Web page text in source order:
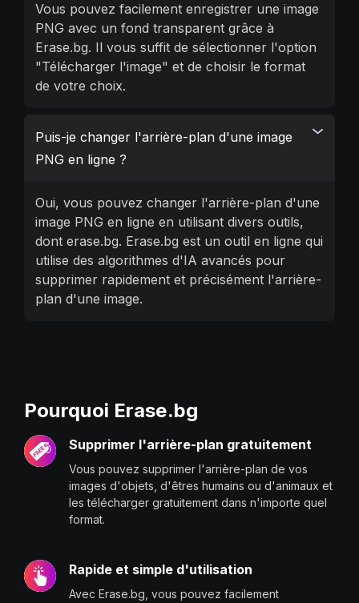
Vous pouvez facilement enregistrer une image
PNG avec un fond transparent grâce à
Erase.bg. Il vous suffit de sélectionner l'option
"Télécharger l'image" et de choisir le format
de votre choix.
Puis-je changer l'arrière-plan d'une image
PNG en ligne ?
Oui, vous pouvez changer l'arrière-plan d'une
image PNG en ligne en utilisant divers outils,
dont erase.bg. Erase.bg est un outil en ligne qui
utilise des algorithmes d'IA avancés pour
supprimer rapidement et précisément l'arrière-
plan d'une image.
Pourquoi Erase.bg
Supprimer l'arrière-plan gratuitement
Vous pouvez supprimer l'arrière-plan de vos
images d'objets, d'êtres humains ou d'animaux et
les télécharger gratuitement dans n'importe quel
format.
Rapide et simple d'utilisation
Avec Erase.bg, vous pouvez facilement